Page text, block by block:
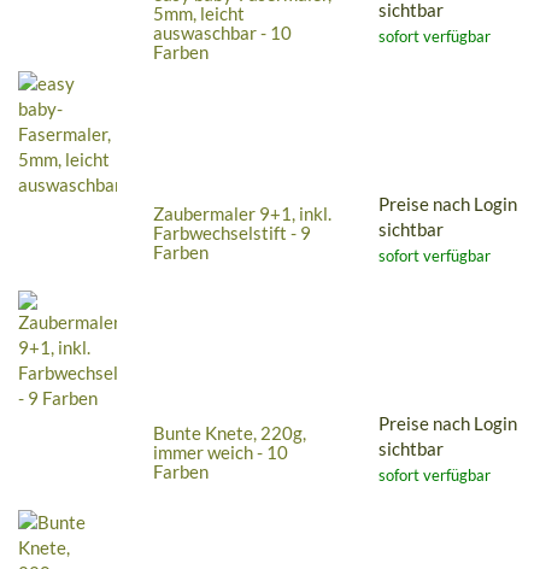
5mm, leicht
auswaschbar - 10
Farben
sichtbar
sofort verfügbar
Zaubermaler 9+1, inkl.
Farbwechselstift - 9
Farben
Preise nach Login
sichtbar
sofort verfügbar
Bunte Knete, 220g,
immer weich - 10
Farben
Preise nach Login
sichtbar
sofort verfügbar